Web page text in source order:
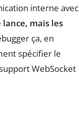
interne avec
lance, mais les
ça, en
spécifier le
WebSocket